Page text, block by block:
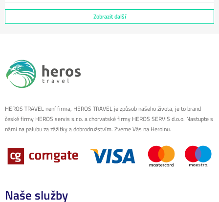
Zobrazit další
HEROS TRAVEL není firma, HEROS TRAVEL je způsob našeho života, je to brand
české firmy HEROS servis s.r.o. a chorvatské firmy HEROS SERVIS d.o.o. Nastupte s
námi na palubu za zážitky a dobrodružstvím. Zveme Vás na Heroinu.
Naše služby